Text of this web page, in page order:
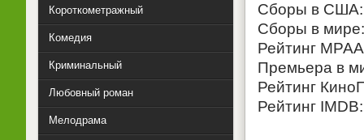
Сборы в США:
Сборы в
Рейтинг
Премьера в
Рейтинг
Рейтинг
Короткометражный
Комедия
Криминальный
Любовный роман
Мелодрама